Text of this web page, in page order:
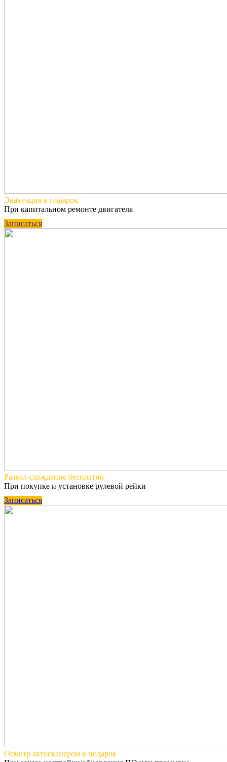
Эвакуация в подарок
При капитальном ремонте двигателя
Записаться
Развал-схождение бесплатно
При покупке и установке рулевой рейки
Записаться
Осмотр автосканером в подарок